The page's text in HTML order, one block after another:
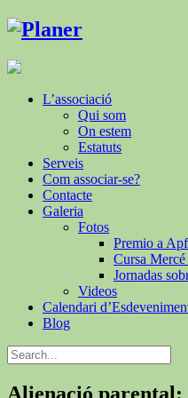
L’associació
Qui som
On estem
Estatuts
Serveis
Com associar-se?
Contacte
Galeria
Fotos
Premio a
Cursa
Jornadas
Videos
Calendari
Blog
Alienació parental: